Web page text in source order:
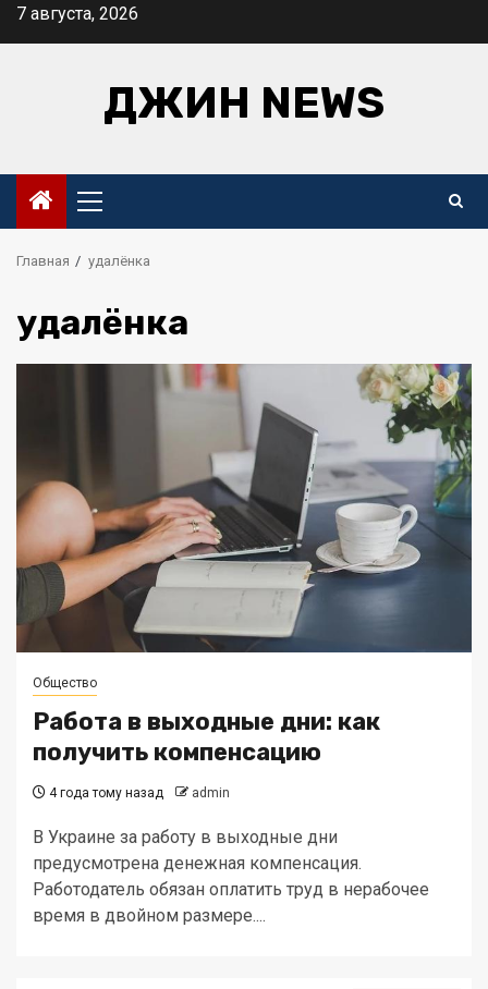
Перейти
7 августа, 2026
ДЖИН NEWS
Основное
меню
Главная удалёнка
удалёнка
Общество
Работа в выходные дни: как
получить компенсацию
4 года тому назад admin
В Украине за работу в выходные дни
предусмотрена денежная компенсация.
Работодатель обязан оплатить труд в нерабочее
время в двойном размере....